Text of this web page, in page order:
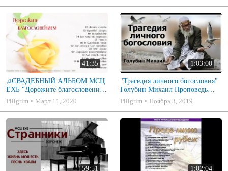
41:35
♫СВАДЕБНЫЙ АЛЬБОМ МСЦ
ЕХБ "Дорожите благословением
- Христианские песни.
Музыкальный диск. Псалмы
Piligrim Март 11, 2020
1:03:00
"Трагедия личного богословия"
Голубин Михаил Проповедь
2019
Piligrim Ноябрь 3, 2019
59:51 1:02:04